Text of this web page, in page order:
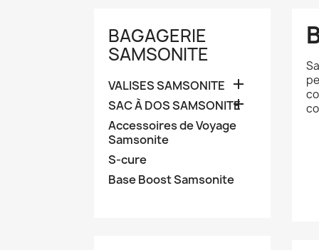
BAGAGERIE
SAMSONITE
VALISES SAMSONITE 
SAC À DOS SAMSONITE

Accessoires de Voyage
Samsonite
S-cure
Base Boost Samsonite